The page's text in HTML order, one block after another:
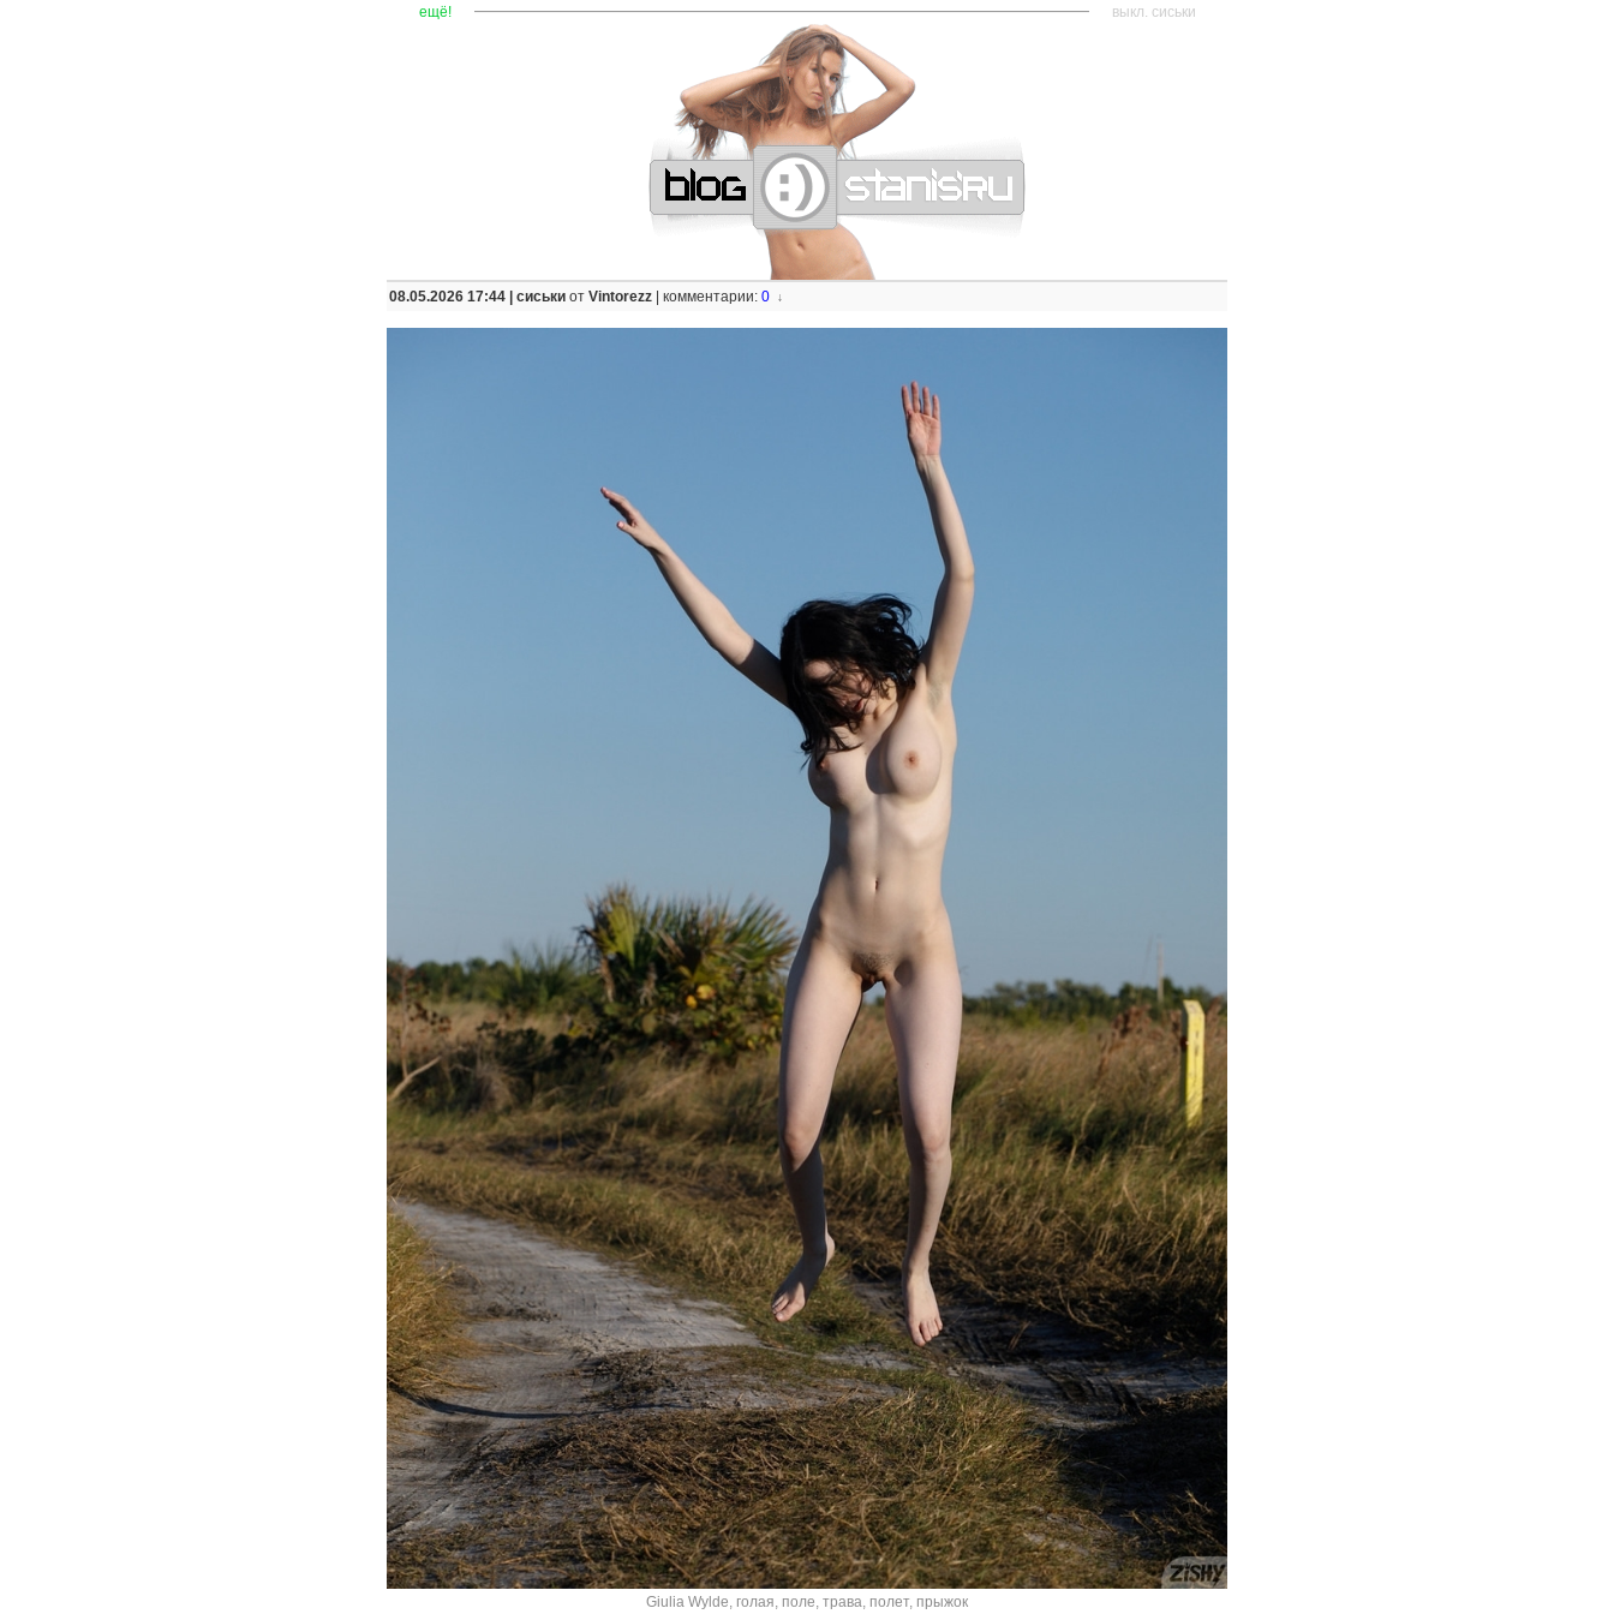
ещё! ———————————————————————————————— выкл. сиськи
08.05.2026 17:44 | сиськи от Vintorezz комментарии: 0 ↓
Giulia Wylde, голая, поле, трава, полет, прыжок